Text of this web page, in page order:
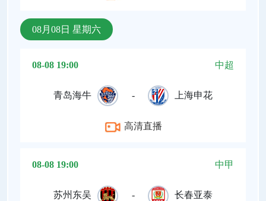
08月08日 星期六
08-08 19:00 中超
青岛海牛 - 上海申花
高清直播
08-08 19:00 中甲
苏州东吴 - 长春亚泰